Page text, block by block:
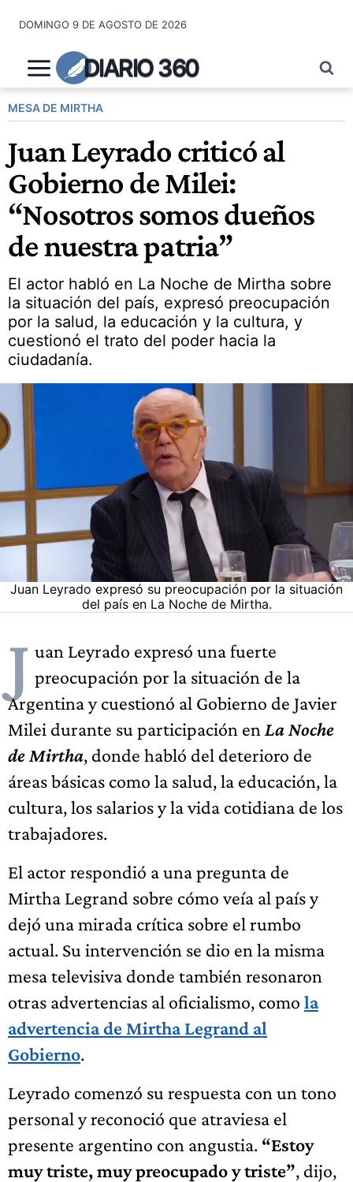
contenido
DOMINGO 9 DE AGOSTO DE 2026
DIARIO 360
MESA DE MIRTHA
Juan Leyrado criticó al
Gobierno de Milei:
“Nosotros somos dueños
de nuestra patria”
El actor habló en La Noche de Mirtha sobre
la situación del país, expresó preocupación
por la salud, la educación y la cultura, y
cuestionó el trato del poder hacia la
ciudadanía.
Juan Leyrado expresó su preocupación por la situación
del país en La Noche de Mirtha.
J uan Leyrado expresó una fuerte
preocupación por la situación de la
Argentina y cuestionó al Gobierno de Javier
Milei durante su participación en La Noche
de Mirtha, donde habló del deterioro de
áreas básicas como la salud, la educación, la
cultura, los salarios y la vida cotidiana de los
trabajadores.
El actor respondió a una pregunta de
Mirtha Legrand sobre cómo veía al país y
dejó una mirada crítica sobre el rumbo
actual. Su intervención se dio en la misma
mesa televisiva donde también resonaron
otras advertencias al oficialismo, como la
advertencia de Mirtha Legrand al
Gobierno.
Leyrado comenzó su respuesta con un tono
personal y reconoció que atraviesa el
presente argentino con angustia. “Estoy
muy triste, muy preocupado y triste”, dijo,